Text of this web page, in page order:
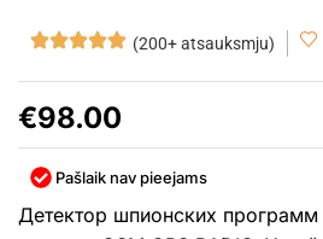
(200+ atsauksmju)
€98.00
Pašlaik nav pieejams
Детектор шпионских